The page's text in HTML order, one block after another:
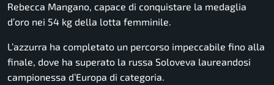
Rebecca Mangano, capace di conquistare la medaglia
d’oro nei 54 kg della lotta femminile.
L’azzurra ha completato un percorso impeccabile fino alla
finale, dove ha superato la russa Soloveva laureandosi
campionessa d’Europa di categoria.